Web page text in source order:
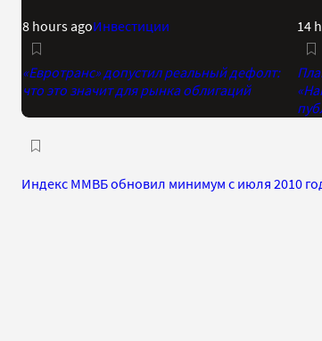
8 hours agoИнвестиции
«Евротранс» допустил реальный дефолт:
что это значит для рынка облигаций
14
Индекс ММВБ обновил минимум с июля 2010